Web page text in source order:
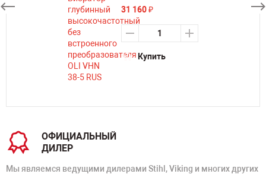
31 160₽
Купить
ОФИЦИАЛЬНЫЙ
ДИЛЕР
Мы являемся ведущими дилерами Stihl, Viking и многих других